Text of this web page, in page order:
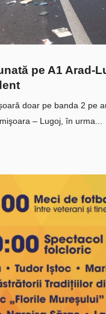
pe A1 Arad-
doar pe banda 2 pe
– Lugoj, în urma...